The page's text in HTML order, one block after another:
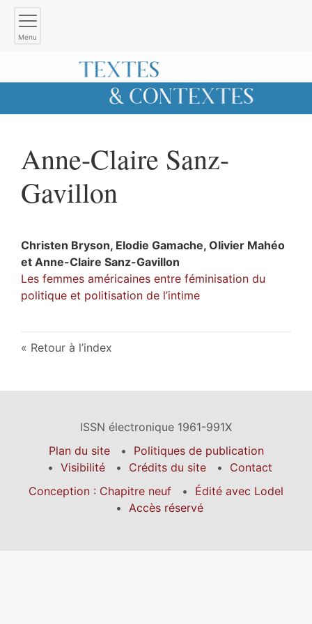
Menu
Anne-Claire Sanz-
Gavillon
Christen Bryson, Elodie Gamache, Olivier Mahéo
et Anne-Claire Sanz-Gavillon
Les femmes américaines entre féminisation du
politique et politisation de l’intime
Retour à l’index
ISSN électronique 1961-991X
Plan du site
Politiques de publication
Visibilité
Crédits du site
Contact
Conception : Chapitre neuf
Édité avec Lodel
Accès réservé